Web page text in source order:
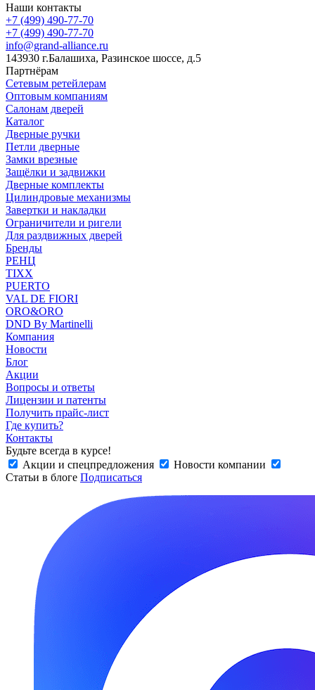
Наши контакты
+7 (499) 490-77-70
+7 (499) 490-77-70
info@grand-alliance.ru
143930 г.Балашиха, Разинское шоссе, д.5
Партнёрам
Сетевым ретейлерам
Оптовым компаниям
Салонам дверей
Каталог
Дверные ручки
Петли дверные
Замки врезные
Защёлки и задвижки
Дверные комплекты
Цилиндровые механизмы
Завертки и накладки
Ограничители и ригели
Для раздвижных дверей
Бренды
РЕНЦ
TIXX
PUERTO
VAL DE FIORI
ORO&ORO
DND By Martinelli
Компания
Новости
Блог
Акции
Вопросы и ответы
Лицензии и патенты
Получить прайс-лист
Где купить?
Контакты
Будьте всегда в курсе!
Акции и спецпредложения
Новости компании
Статьи в блоге Подписаться